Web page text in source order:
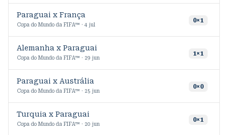
Paraguai x França
Copa do Mundo da FIFA™ · 4 jul
0×1
Alemanha x Paraguai
Copa do Mundo da FIFA™ · 29 jun
1×1
Paraguai x Austrália
Copa do Mundo da FIFA™ · 25 jun
0×0
Turquia x Paraguai
Copa do Mundo da FIFA™ · 20 jun
0×1